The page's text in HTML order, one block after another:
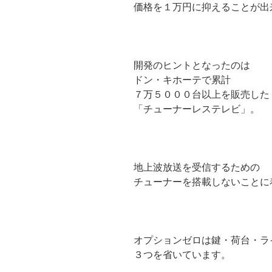
価格を１万円に抑えることが出
開発のヒントとなったのは
ドン・キホーテで累計
７万５０００台以上を販売した
「チューナーレステレビ」。
地上波放送を受信するための
チューナーを搭載しないことに
オプションゼロは鍵・荷台・ラ
３つを省いています。